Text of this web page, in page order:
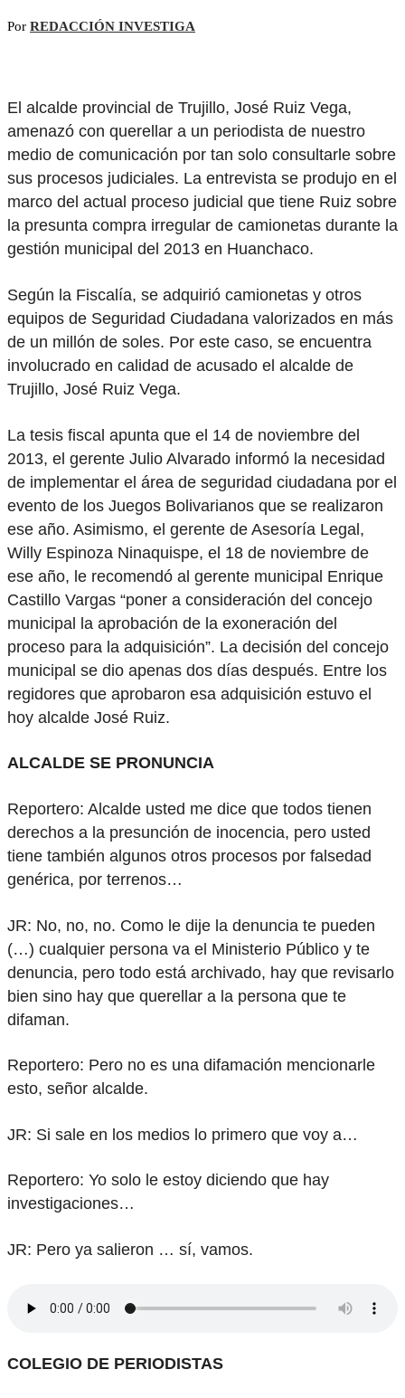
Por REDACCIÓN INVESTIGA
El alcalde provincial de Trujillo, José Ruiz Vega,
amenazó con querellar a un periodista de nuestro
medio de comunicación por tan solo consultarle sobre
sus procesos judiciales. La entrevista se produjo en el
marco del actual proceso judicial que tiene Ruiz sobre
la presunta compra irregular de camionetas durante la
gestión municipal del 2013 en Huanchaco.
Según la Fiscalía, se adquirió camionetas y otros
equipos de Seguridad Ciudadana valorizados en más
de un millón de soles. Por este caso, se encuentra
involucrado en calidad de acusado el alcalde de
Trujillo, José Ruiz Vega.
La tesis fiscal apunta que el 14 de noviembre del
2013, el gerente Julio Alvarado informó la necesidad
de implementar el área de seguridad ciudadana por el
evento de los Juegos Bolivarianos que se realizaron
ese año. Asimismo, el gerente de Asesoría Legal,
Willy Espinoza Ninaquispe, el 18 de noviembre de
ese año, le recomendó al gerente municipal Enrique
Castillo Vargas “poner a consideración del concejo
municipal la aprobación de la exoneración del
proceso para la adquisición”. La decisión del concejo
municipal se dio apenas dos días después. Entre los
regidores que aprobaron esa adquisición estuvo el
hoy alcalde José Ruiz.
ALCALDE SE PRONUNCIA
Reportero: Alcalde usted me dice que todos tienen
derechos a la presunción de inocencia, pero usted
tiene también algunos otros procesos por falsedad
genérica, por terrenos…
JR: No, no, no. Como le dije la denuncia te pueden
(…) cualquier persona va el Ministerio Público y te
denuncia, pero todo está archivado, hay que revisarlo
bien sino hay que querellar a la persona que te
difaman.
Reportero: Pero no es una difamación mencionarle
esto, señor alcalde.
JR: Si sale en los medios lo primero que voy a…
Reportero: Yo solo le estoy diciendo que hay
investigaciones…
JR: Pero ya salieron … sí, vamos.
COLEGIO DE PERIODISTAS